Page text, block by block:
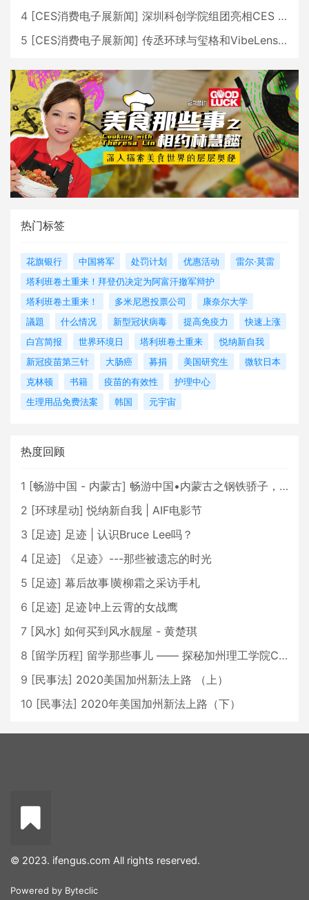
4 [CES消费电子展新闻] 深圳科创学院组团亮相CES 广受好评
5 [CES消费电子展新闻] 传丞环球与玺格和VibeLens共同推出全新耳机
热门标签
花旗银行 中国将军 处罚计划 优惠活动
雷尔·莫雷
塔利班卷土重来！拜登仍决定为阿富汗撤军辩护
塔利班卷土重来！
多米尼恩投票公司
康奈尔大学
議題
什么情况 新型冠状病毒 提高免疫力
快速上涨
白宫简报
世界环境日 塔利班卷土重来
悦纳新自我
新冠疫苗第三针
大肠癌 募捐 美国研究生
微软日本
克林顿
书籍 疫苗的有效性
护理中心
生理用品免费法案
韩国 元宇宙
热度回顾
1 [畅游中国 - 内蒙古] 畅游中国•内蒙古之钢铁骄子，魅力包头
2 [环球星动] 悦纳新自我 | AIF电影节
3 [足迹] 足迹 | 认识Bruce Lee吗？
4 [足迹]
《足迹》---那些被遗忘的时光
5 [足迹] 幕后故事∣黄柳霜之采访手札
6 [足迹] 足迹∣冲上云霄的女战鹰
7 [风水] 如何买到风水靓屋 - 黄楚琪
8 [留学历程] 留学那些事儿 —— 探秘加州理工学院Caltech博士生活 [上集]
9 [民事法] 2020美国加州新法上路 （上）
10 [民事法] 2020年美国加州新法上路（下）
© 2023. ifengus.com All rights reserved.
Powered by Byteclic